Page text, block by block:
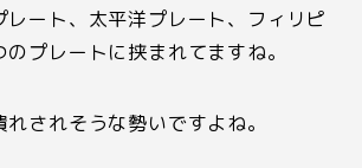
レート、太平洋プレート、フィリピ
プレートに挟まれてますね。
されそうな勢いですよね。